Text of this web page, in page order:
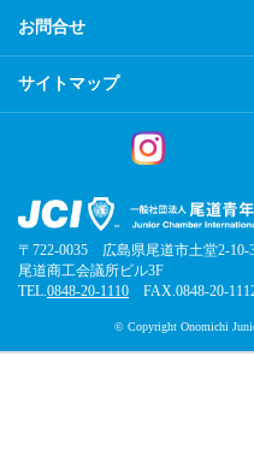
お問合せ
サイトマップ
〒722-0035 広島県尾道市土堂2-
尾道商工会議所ビル3F
TEL.0848-20-1110 FAX.0848-20-
© Copyright Onomichi